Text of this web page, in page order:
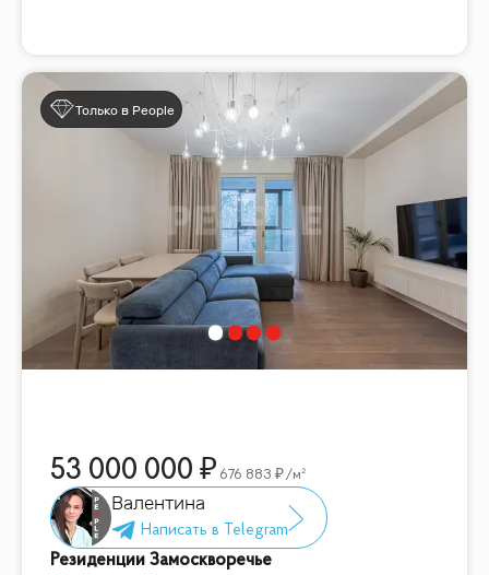
Только в People
53 000 000 676 883 /м²
Валентина
Резиденции Замоскворечье